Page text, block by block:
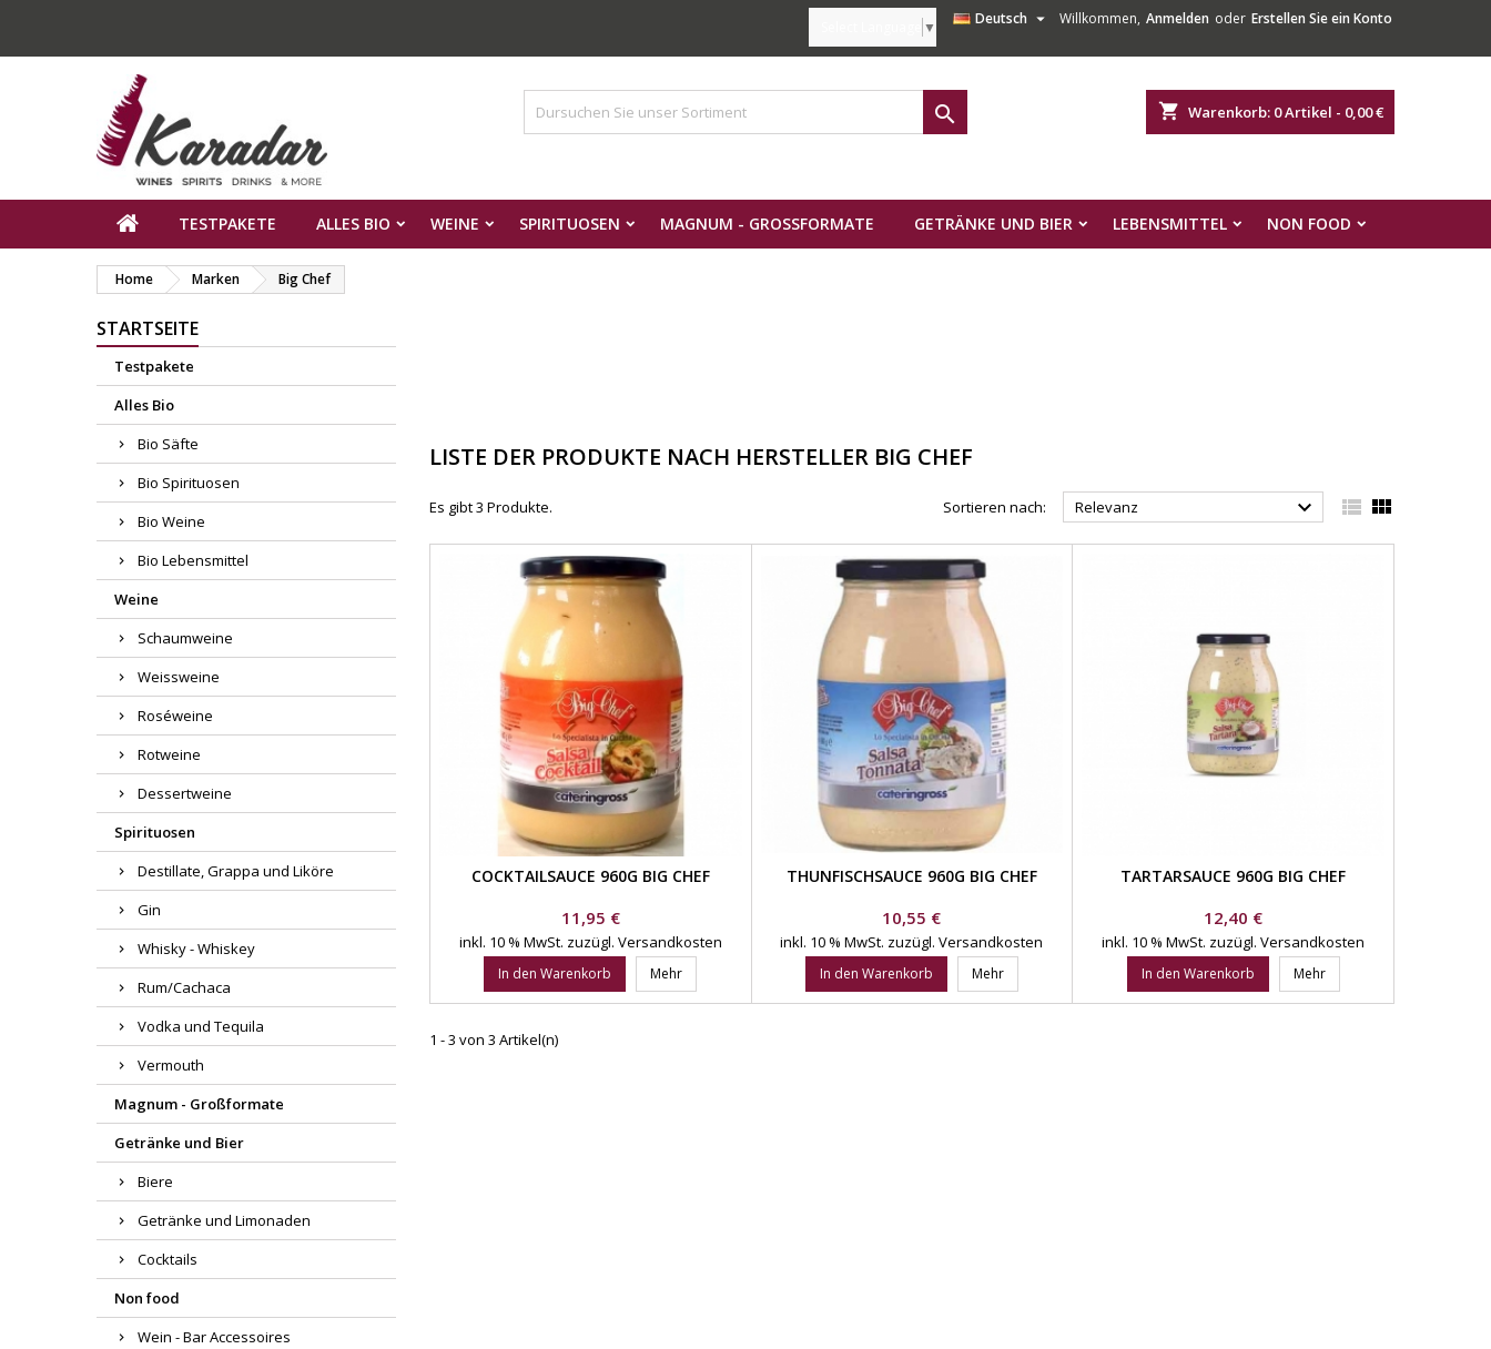
Willkommen, Anmelden oder Erstellen Sie ein Konto
Deutsch 
▼
shopping_cart Warenkorb: 0Artikel - 0,00 €

TESTPAKETE ALLES BIO WEINE SPIRITUOSEN MAGNUM - GROSSFORMATE GETRÄNKE UND BIER LEBENSMITTEL NON FOOD
Home Marken Big Chef
STARTSEITE
Testpakete
Alles Bio
Bio Säfte
Bio Spirituosen
Bio Weine
Bio Lebensmittel
Weine
Schaumweine
Weissweine
Roséweine
Rotweine
Dessertweine
Spirituosen
Destillate, Grappa und Liköre
Gin
Whisky - Whiskey
Rum/Cachaca
Vodka und Tequila
Vermouth
Magnum - Großformate
Getränke und Bier
Biere
Getränke und Limonaden
Cocktails
Non food
Wein - Bar Accessoires
LISTE DER PRODUKTE NACH HERSTELLER BIG CHEF
Es gibt 3 Produkte. Sortieren nach: Relevanz   
COCKTAILSAUCE 960G BIG CHEF
Preis
11,95 €
inkl. 10 % MwSt. zuzügl. Versandkosten
In den Warenkorb Mehr
THUNFISCHSAUCE 960G BIG CHEF
Preis
10,55 €
inkl. 10 % MwSt. zuzügl. Versandkosten
In den Warenkorb Mehr
TARTARSAUCE 960G BIG CHEF
Preis
12,40 €
inkl. 10 % MwSt. zuzügl. Versandkosten
In den Warenkorb Mehr
1 - 3 von 3 Artikel(n)